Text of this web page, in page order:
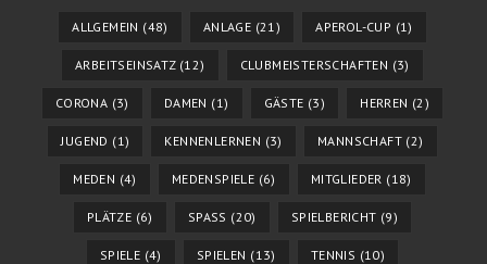
ALLGEMEIN (48) ANLAGE (21) APEROL-CUP (1)
ARBEITSEINSATZ(12) CLUBMEISTERSCHAFTEN (3)
CORONA (3) DAMEN (1) GÄSTE (3) HERREN (2)
JUGEND (1) KENNENLERNEN (3) MANNSCHAFT(2)
MEDEN (4) MEDENSPIELE (6) MITGLIEDER (18)
PLÄTZE (6) SPASS (20) SPIELBERICHT (9)
SPIELE (4) SPIELEN (13) TENNIS (10)